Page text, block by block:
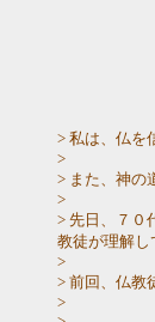
> 私は、仏を
>
> また、神の
>
> 先日、７０
教徒が理解し
>
> 前回、仏教
>